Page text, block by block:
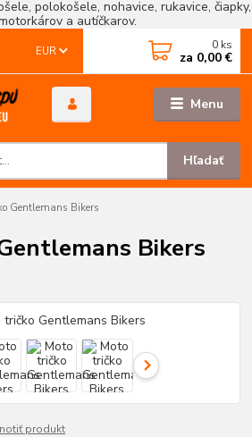
polokošele, nohavice, rukavice, čiapky,
a autíčkarov.
Menu
EUR
Hľadať
0 ks
za 0,00 €
Gentlemans Bikers
Bikers
produkt